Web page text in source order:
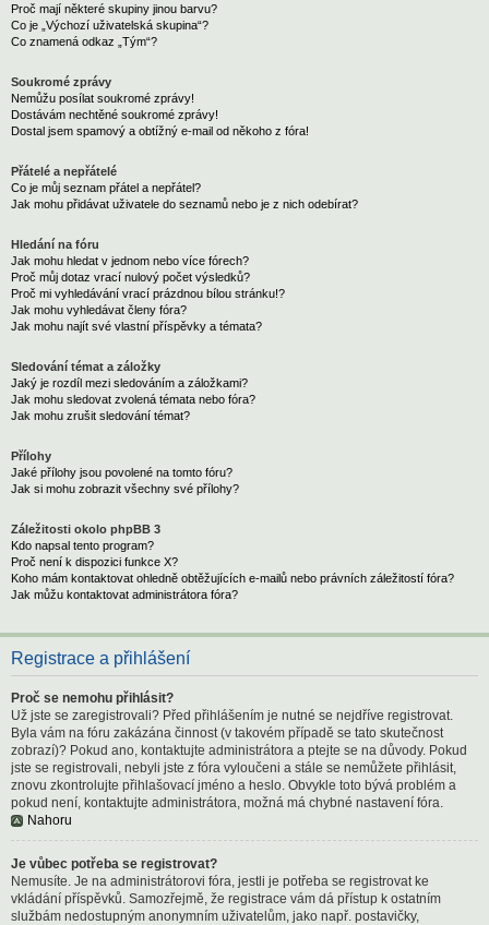
Proč mají některé skupiny jinou barvu?
Co je „Výchozí uživatelská skupina“?
Co znamená odkaz „Tým“?
Soukromé zprávy
Nemůžu posílat soukromé zprávy!
Dostávám nechtěné soukromé zprávy!
Dostal jsem spamový a obtížný e-mail od někoho z fóra!
Přátelé a nepřátelé
Co je můj seznam přátel a nepřátel?
Jak mohu přidávat uživatele do seznamů nebo je z nich odebírat?
Hledání na fóru
Jak mohu hledat v jednom nebo více fórech?
Proč můj dotaz vrací nulový počet výsledků?
Proč mi vyhledávání vrací prázdnou bílou stránku!?
Jak mohu vyhledávat členy fóra?
Jak mohu najít své vlastní příspěvky a témata?
Sledování témat a záložky
Jaký je rozdíl mezi sledováním a záložkami?
Jak mohu sledovat zvolená témata nebo fóra?
Jak mohu zrušit sledování témat?
Přílohy
Jaké přílohy jsou povolené na tomto fóru?
Jak si mohu zobrazit všechny své přílohy?
Záležitosti okolo phpBB 3
Kdo napsal tento program?
Proč není k dispozici funkce X?
Koho mám kontaktovat ohledně obtěžujících e-mailů nebo právních záležitostí fóra?
Jak můžu kontaktovat administrátora fóra?
Registrace a přihlášení
Proč se nemohu přihlásit?
Už jste se zaregistrovali? Před přihlášením je nutné se nejdříve registrovat.
Byla vám na fóru zakázána činnost (v takovém případě se tato skutečnost
zobrazí)? Pokud ano, kontaktujte administrátora a ptejte se na důvody. Pokud
jste se registrovali, nebyli jste z fóra vyloučeni a stále se nemůžete přihlásit,
znovu zkontrolujte přihlašovací jméno a heslo. Obvykle toto bývá problém a
pokud není, kontaktujte administrátora, možná má chybné nastavení fóra.
Nahoru
Je vůbec potřeba se registrovat?
Nemusíte. Je na administrátorovi fóra, jestli je potřeba se registrovat ke
vkládání příspěvků. Samozřejmě, že registrace vám dá přístup k ostatním
službám nedostupným anonymním uživatelům, jako např. postavičky,